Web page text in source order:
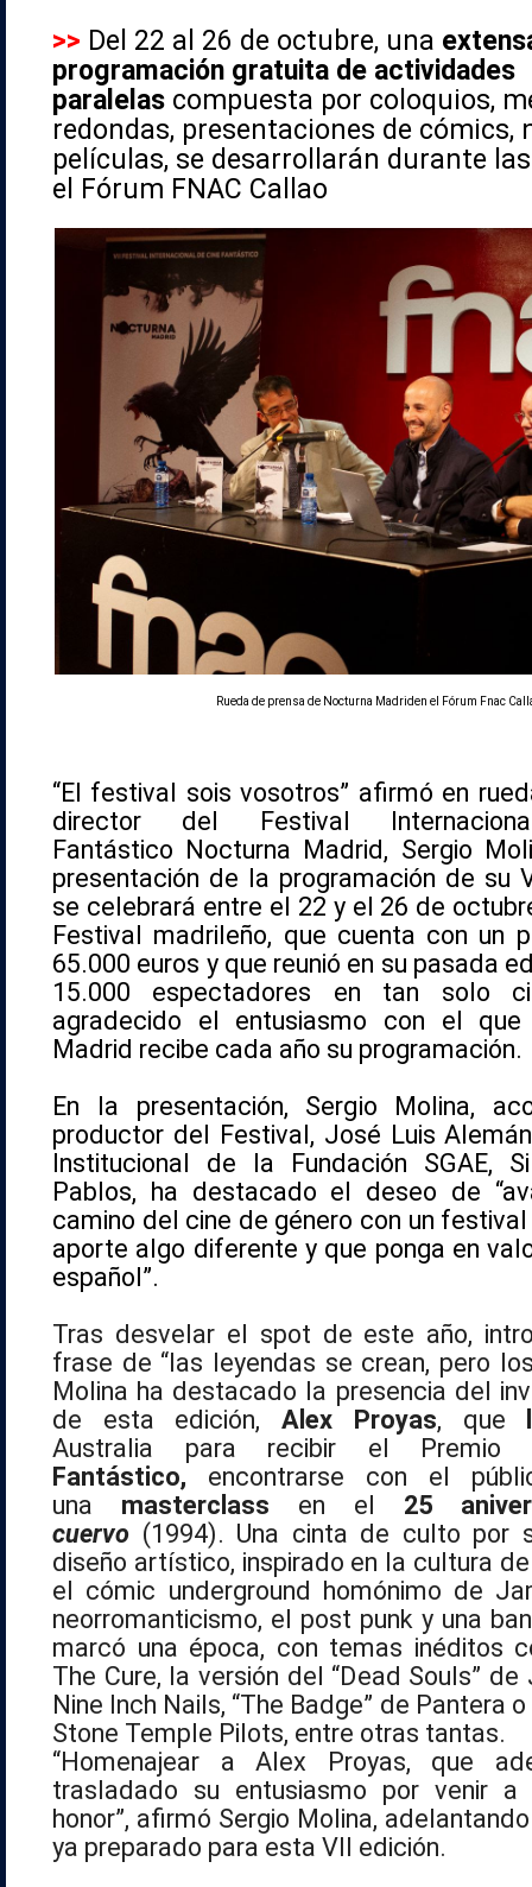
>> Del 22 al 26 de octubre, una
programación gratuita de actividades
paralelas compuesta por coloquios,
redondas, presentaciones de cómics,
películas, se desarrollarán durante
el Fórum FNAC Callao
Rueda de prensa de Nocturna Madriden el Fórum Fnac
“El festival sois vosotros” afirmó en
director del Festival
Fantástico Nocturna Madrid, Sergio
presentación de la programación de su
se celebrará entre el 22 y el 26 de
Festival madrileño, que cuenta con un
65.000 euros y que reunió en su pasada
15.000 espectadores en tan solo
agradecido el entusiasmo con el
Madrid recibe cada año su programación.
En la presentación, Sergio Molina,
productor del Festival, José Luis
Institucional de la Fundación SGAE,
Pablos, ha destacado el deseo de
camino del cine de género con un
aporte algo diferente y que ponga en
español”.
Tras desvelar el spot de este año,
frase de “las leyendas se crean, pero
Molina ha destacado la presencia del
de esta edición,Alex Proyas, que
Australia para recibir el Premio
Fantástico, encontrarse con el
una masterclass en el 25
cuervo (1994). Una cinta de culto por
diseño artístico, inspirado en la cultura
el cómic underground homónimo de
neorromanticismo, el post punk y una
marcó una época, con temas inéditos
The Cure, la versión del “Dead Souls” de
Nine Inch Nails, “The Badge” de Pantera o
Stone Temple Pilots, entre otras tantas.
“Homenajear a Alex Proyas, que
trasladado su entusiasmo por venir
honor”, afirmó Sergio Molina,
ya preparado para esta VII edición.